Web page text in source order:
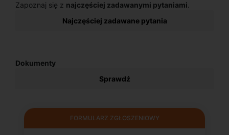
Zapoznaj się z najczęściej zadawanymi pytaniami
Najczęściej zadawane pytania
Dokumenty
Sprawdź
FORMULARZ ZGŁOSZENIOWY